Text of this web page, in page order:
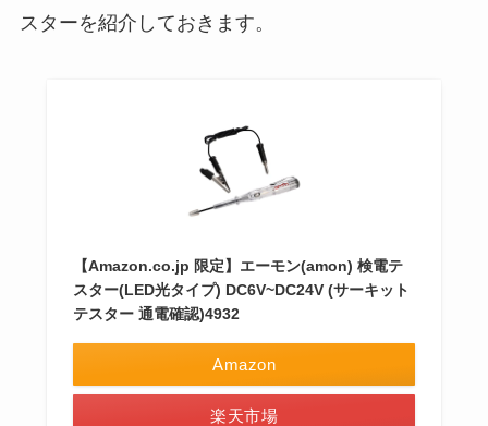
スターを紹介しておきます。
【Amazon.co.jp 限定】エーモン(amon) 検電テ
スター(LED光タイプ) DC6V~DC24V (サーキット
テスター 通電確認)4932
Amazon
楽天市場